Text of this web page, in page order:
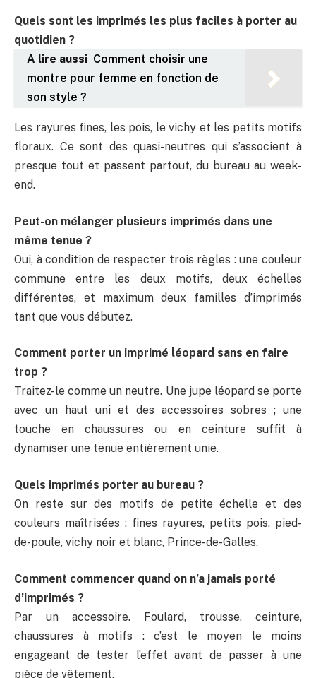
Quels sont les imprimés les plus faciles à porter au
quotidien ?
A lire aussi Comment choisir une
montre pour femme en fonction de
son style ?
Les rayures fines, les pois, le vichy et les petits motifs
floraux. Ce sont des quasi-neutres qui s’associent à
presque tout et passent partout, du bureau au week-
end.
Peut-on mélanger plusieurs imprimés dans une
même tenue ?
Oui, à condition de respecter trois règles : une couleur
commune entre les deux motifs, deux échelles
différentes, et maximum deux familles d’imprimés
tant que vous débutez.
Comment porter un imprimé léopard sans en faire
trop ?
Traitez-le comme un neutre. Une jupe léopard se porte
avec un haut uni et des accessoires sobres ; une
touche en chaussures ou en ceinture suffit à
dynamiser une tenue entièrement unie.
Quels imprimés porter au bureau ?
On reste sur des motifs de petite échelle et des
couleurs maîtrisées : fines rayures, petits pois, pied-
de-poule, vichy noir et blanc, Prince-de-Galles.
Comment commencer quand on n’a jamais porté
d’imprimés ?
Par un accessoire. Foulard, trousse, ceinture,
chaussures à motifs : c’est le moyen le moins
engageant de tester l’effet avant de passer à une
pièce de vêtement.